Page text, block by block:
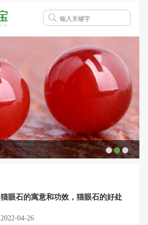
猫眼石的寓意和功效，猫眼石的好处
2022-04-26